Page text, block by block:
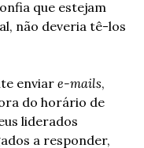
que estejam
não deveria tê-los
enviar e-mails,
do horário de
liderados
a responder,